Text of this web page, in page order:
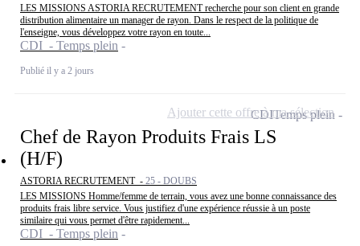
LES MISSIONS ASTORIA RECRUTEMENT recherche pour son client en grande
distribution alimentaire un manager de rayon. Dans le respect de la politique de
l'enseigne, vous développez votre rayon en toute...
CDI - Temps plein
Publié il y a 2 jours
Chef de Rayon Produits Frais LS
(H/F)
ASTORIA RECRUTEMENT - 25 - DOUBS
LES MISSIONS Homme/femme de terrain, vous avez une bonne connaissance des
produits frais libre service. Vous justifiez d'une expérience réussie à un poste
similaire qui vous permet d'être rapidement...
CDI - Temps plein
CDITemps plein
Ajouter cette offre à ma sélection